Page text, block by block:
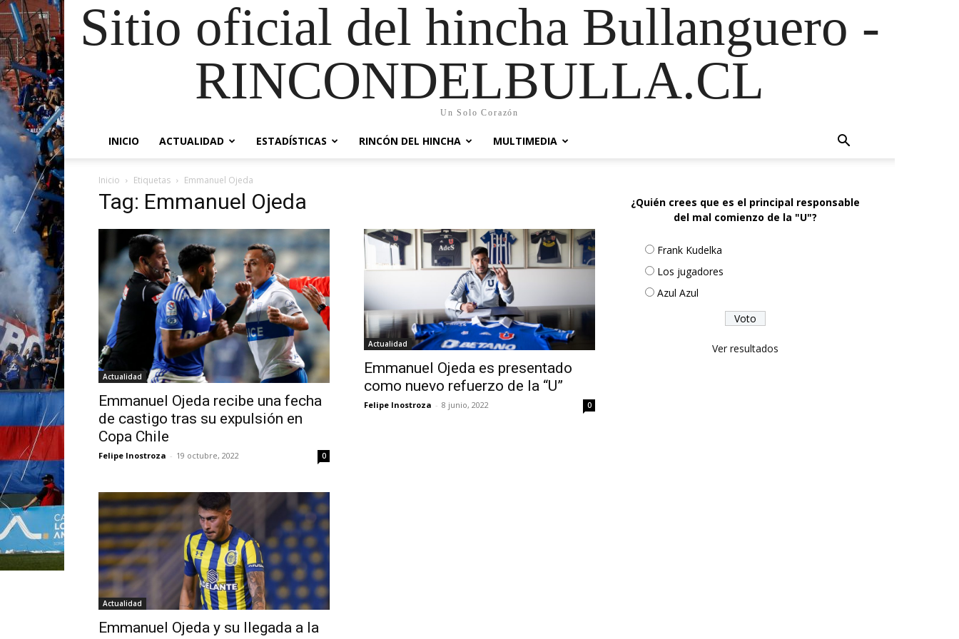
Sitio oficial del hincha Bullanguero -
RINCONDELBULLA.CL
Un Solo Corazón
INICIO ACTUALIDAD ESTADÍSTICAS RINCÓN DEL HINCHA MULTIMEDIA
Inicio Etiquetas Emmanuel Ojeda
Tag: Emmanuel Ojeda
Actualidad
Emmanuel Ojeda recibe una fecha
de castigo tras su expulsión en
Copa Chile
Felipe Inostroza - 19 octubre, 2022 0
Actualidad
Emmanuel Ojeda es presentado
como nuevo refuerzo de la “U”
Felipe Inostroza - 8 junio, 2022 0
Actualidad
Emmanuel Ojeda y su llegada a la
¿Quién crees que es el principal responsable
del mal comienzo de la "U"?
Frank Kudelka
Los jugadores
Azul Azul
Ver resultados